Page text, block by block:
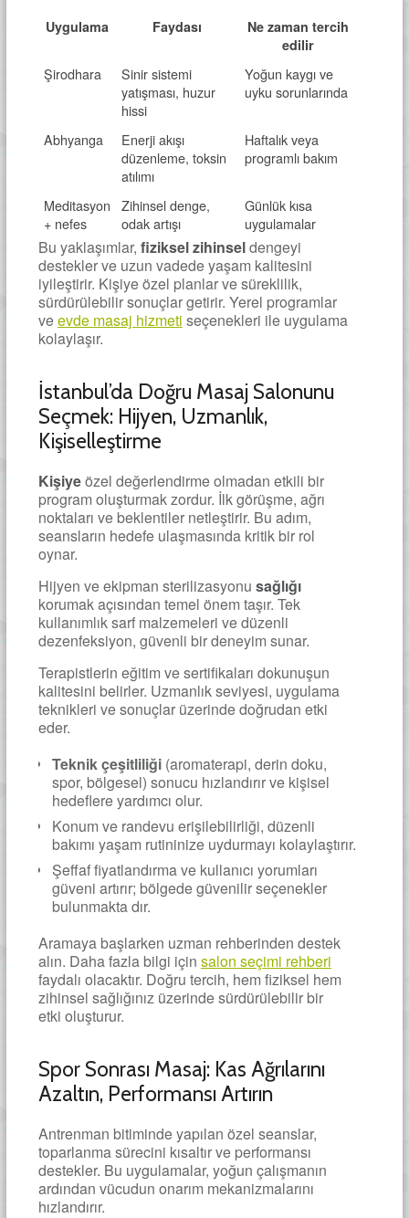
Uygulama Faydası
Ne zaman tercih
edilir
Şirodhara
Sinir sistemi
yatışması, huzur
hissi
Yoğun kaygı ve
uyku sorunlarında
Abhyanga
Enerji akışı
düzenleme, toksin
atılımı
Haftalık veya
programlı bakım
Meditasyon
+ nefes
Zihinsel denge,
odak artışı
Günlük kısa
uygulamalar
Bu yaklaşımlar, fiziksel zihinseldengeyi
destekler ve uzun vadede yaşam kalitesini
iyileştirir. Kişiye özel planlar ve süreklilik,
sürdürülebilir sonuçlar getirir. Yerel programlar
veevde masaj hizmeti seçenekleri ile uygulama
kolaylaşır.
İstanbul’da Doğru Masaj Salonunu
Seçmek: Hijyen, Uzmanlık,
Kişiselleştirme
Kişiyeözel değerlendirme olmadan etkili bir
program oluşturmak zordur. İlk görüşme, ağrı
noktaları ve beklentiler netleştirir. Bu adım,
seansların hedefe ulaşmasında kritik bir rol
oynar.
Hijyen ve ekipman sterilizasyonu sağlığı
korumak açısından temel önem taşır. Tek
kullanımlık sarf malzemeleri ve düzenli
dezenfeksiyon, güvenli bir deneyim sunar.
Terapistlerin eğitim ve sertifikaları dokunuşun
kalitesini belirler. Uzmanlık seviyesi, uygulama
teknikleri ve sonuçlar üzerinde doğrudan etki
eder.
Teknik çeşitliliği(aromaterapi, derin doku,
spor, bölgesel) sonucu hızlandırır ve kişisel
hedeflere yardımcı olur.
Konum ve randevu erişilebilirliği, düzenli
bakımı yaşam rutininize uydurmayı kolaylaştırır.
Şeffaf fiyatlandırma ve kullanıcı yorumları
güveni artırır; bölgede güvenilir seçenekler
bulunmakta dır.
Aramaya başlarken uzman rehberinden destek
alın. Daha fazla bilgi için salon seçimi rehberi
faydalı olacaktır. Doğru tercih, hem fiziksel hem
zihinsel sağlığınız üzerinde sürdürülebilir bir
etki oluşturur.
Spor Sonrası Masaj: Kas Ağrılarını
Azaltın, Performansı Artırın
Antrenman bitiminde yapılan özel seanslar,
toparlanma sürecini kısaltır ve performansı
destekler. Bu uygulamalar, yoğun çalışmanın
ardından vücudun onarım mekanizmalarını
hızlandırır.